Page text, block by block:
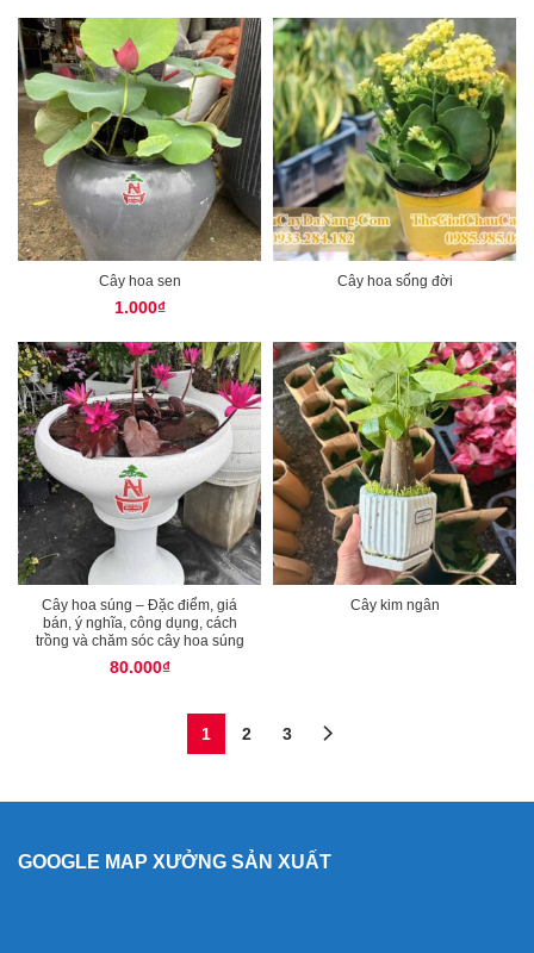
Cây hoa sen
1.000₫
Cây hoa sống đời
Cây hoa súng – Đặc điểm, giá
bán, ý nghĩa, công dụng, cách
trồng và chăm sóc cây hoa súng
80.000₫
Cây kim ngân
1 2 3
GOOGLE MAP XƯỞNG SẢN XUẤT